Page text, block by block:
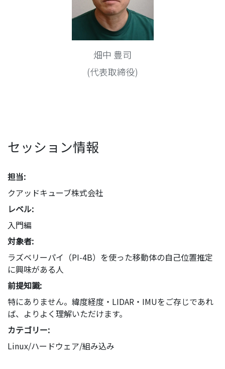
畑中 豊司
(代表取締役)
セッション情報
担当:
クアッドキューブ株式会社
レベル:
入門編
対象者:
ラズベリーパイ（PI-4B）を使った移動体の自己位置推定
に興味がある人
前提知識:
特にありません。緯度経度・LIDAR・IMUをご存じであれ
ば、よりよく理解いただけます。
カテゴリー:
Linux/ハードウェア/組み込み